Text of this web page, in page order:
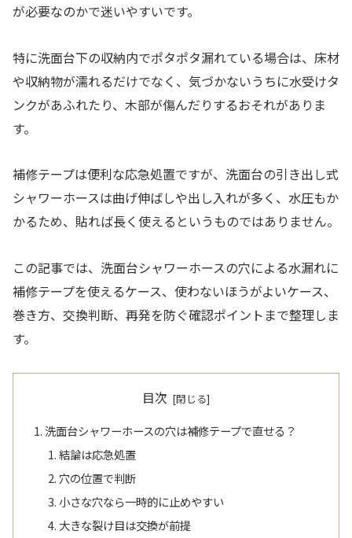
が必要なのかで迷いやすいです。
特に洗面台下の収納内でポタポタ漏れている場合は、床材
や収納物が濡れるだけでなく、気づかないうちに水受けタ
ンクがあふれたり、木部が傷んだりするおそれがありま
す。
補修テープは便利な応急処置ですが、洗面台の引き出し式
シャワーホースは曲げ伸ばしや出し入れが多く、水圧もか
かるため、貼れば長く使えるというものではありません。
この記事では、洗面台シャワーホースの穴による水漏れに
補修テープを使えるケース、使わないほうがよいケース、
巻き方、交換判断、再発を防ぐ確認ポイントまで整理しま
す。
目次
洗面台シャワーホースの穴は補修テープで直せる？
結論は応急処置
穴の位置で判断
小さな穴なら一時的に止めやすい
大きな裂け目は交換が前提